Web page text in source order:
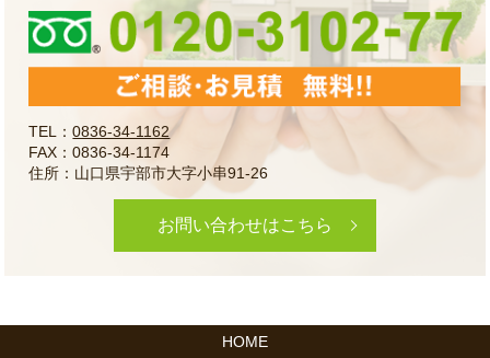
TEL：0836-34-1162
FAX：0836-34-1174
住所：山口県宇部市大字小串91-26
お問い合わせはこちら
HOME